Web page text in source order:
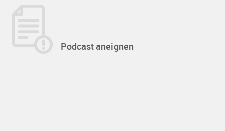
Podcast aneignen